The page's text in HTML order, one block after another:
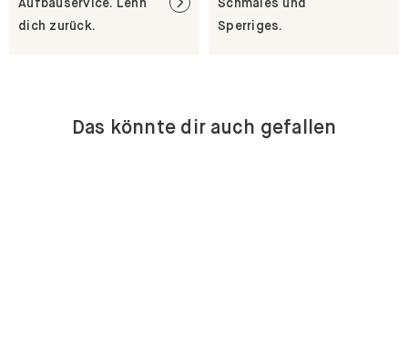
dich zurück.
Sperriges.
Das könnte dir auch gefallen